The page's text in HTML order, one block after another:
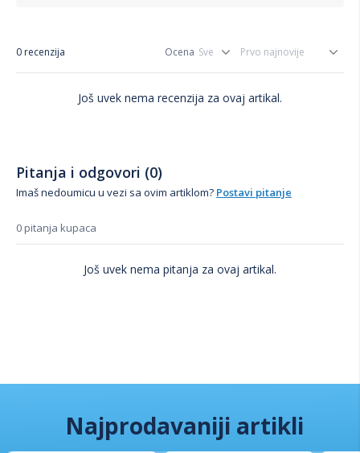
0 recenzija Ocena
Još uvek nema recenzija za ovaj artikal.
Pitanja i odgovori (0)
Imaš nedoumicu u vezi sa ovim artiklom? Postavi pitanje
0 pitanja kupaca
Još uvek nema pitanja za ovaj artikal.
Najprodavaniji artikli